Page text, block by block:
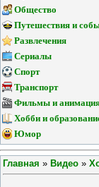
Общество
Путешествия и
Развлечения
Сериалы
Спорт
Транспорт
Фильмы и
Хобби и
Юмор
Главная » Видео »